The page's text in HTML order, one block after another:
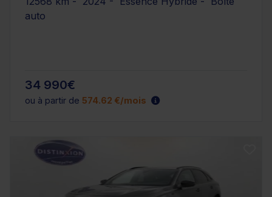
auto
34 990€
ou à partir de 574.62 €/mois